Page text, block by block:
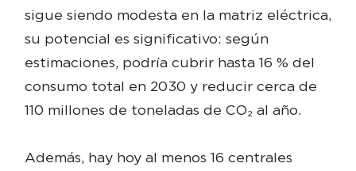
sigue siendo modesta en la matriz eléctrica,
su potencial es significativo: según
estimaciones, podría cubrir hasta 16 % del
consumo total en 2030 y reducir cerca de
110 millones de toneladas de CO₂ al año.
Además, hay hoy al menos 16 centrales